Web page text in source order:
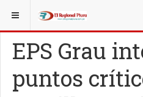
ESTÁ AQUÍ: REGIÓN PIURA
EPS Grau
puntos